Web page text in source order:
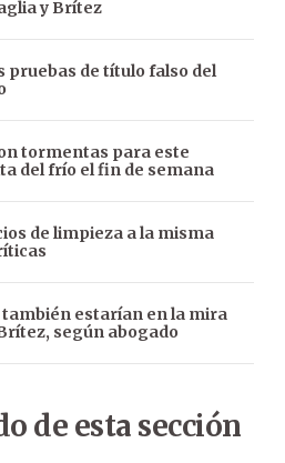
y Brítez
pruebas de título falso del
tormentas para este
del frío el fin de semana
de limpieza a la misma
también estarían en la mira
según abogado
de esta sección